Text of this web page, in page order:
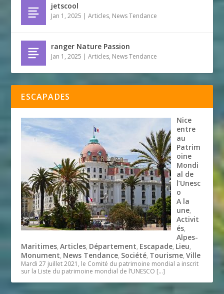
jetscool
Jan 1, 2025 |Articles, News Tendance
ranger Nature Passion
Jan 1, 2025 |Articles, News Tendance
ESCAPADES
Nice
entre
au
Patrim
oine
Mondi
al de
l’Unesc
o
A la
une,
Activit
és,
Alpes-
Maritimes,Articles, Département, Escapade, Lieu,
Monument, News Tendance, Société, Tourisme,Ville
Mardi 27 juillet 2021, le Comité du patrimoine mondial a inscrit
sur la Liste du patrimoine mondial de l’UNESCO […]